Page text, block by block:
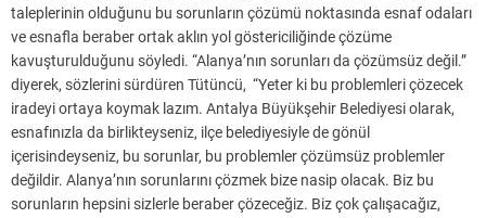
taleplerinin olduğunu bu sorunların çözümü noktasında esnaf odaları
ve esnafla beraber ortak aklın yol göstericiliğinde çözüme
kavuşturulduğunu söyledi. “Alanya’nın sorunları da çözümsüz değil.”
diyerek, sözlerini sürdüren Tütüncü, “Yeter ki bu problemleri çözecek
iradeyi ortaya koymak lazım. Antalya Büyükşehir Belediyesi olarak,
esnafınızla da birlikteyseniz, ilçe belediyesiyle de gönül
içerisindeyseniz, bu sorunlar, bu problemler çözümsüz problemler
değildir. Alanya’nın sorunlarını çözmek bize nasip olacak. Biz bu
sorunların hepsini sizlerle beraber çözeceğiz. Biz çok çalışacağız,